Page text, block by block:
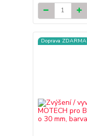
Doprava ZDARMA